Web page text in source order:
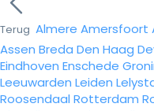
Terug Almere Amersfoort
Assen Breda Den Haag
Eindhoven Enschede
Leeuwarden Leiden
Roosendaal Rotterdam